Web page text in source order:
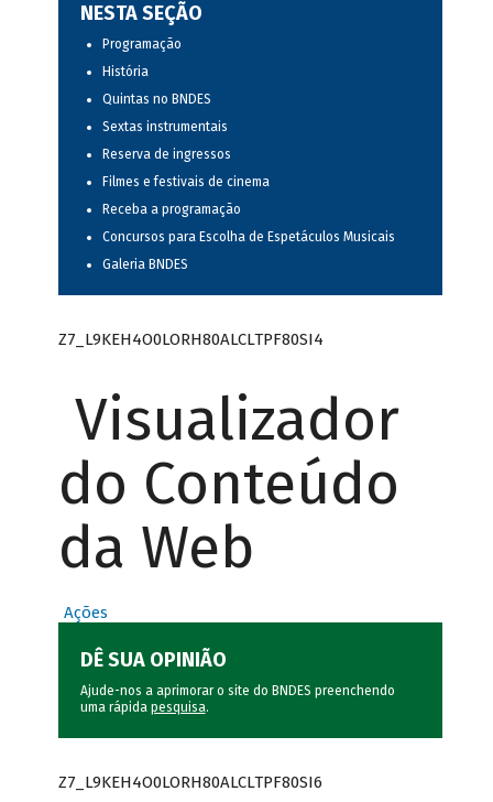
NESTA SEÇÃO
Programação
História
Quintas no BNDES
Sextas instrumentais
Reserva de ingressos
Filmes e festivais de cinema
Receba a programação
Concursos para Escolha de Espetáculos Musicais
Galeria BNDES
Z7_L9KEH4O0LORH80ALCLTPF80SI4
Visualizador
do Conteúdo
da Web
Ações
DÊ SUA OPINIÃO
Ajude-nos a aprimorar o site do BNDES preenchendo
uma rápida pesquisa.
Z7_L9KEH4O0LORH80ALCLTPF80SI6